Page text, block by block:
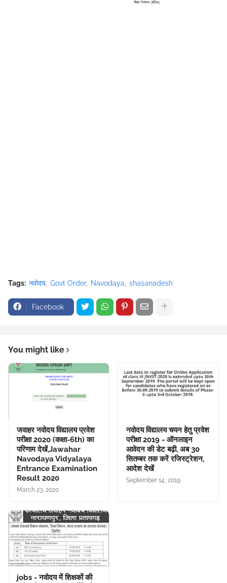
Tags: नवोदय Govt Order Navodaya shasanadesh
Facebook
You might like
जवाहर नवोदय विद्यालय प्रवेश
परीक्षा 2020 (कक्षा-6th) का
परिणाम देखें,Jawahar
Navodaya Vidyalaya
Entrance Examination
Result 2020
March 23, 2020
नवोदय विद्यालय चयन हेतु प्रवेश
परीक्षा 2019 - ऑनलाइन
आवेदन की डेट बढ़ी, अब 30
सितम्बर तक करें रजिस्ट्रेशन,
आदेश देखें
September 14, 2019
jobs - नवोदय में शिक्षकों की